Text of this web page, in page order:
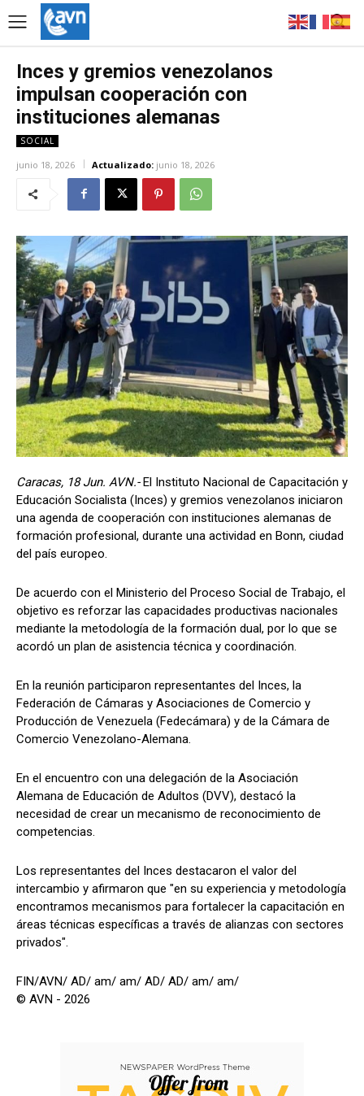
Inces y gremios venezolanos
impulsan cooperación con
instituciones alemanas
SOCIAL
junio 18, 2026 Actualizado: junio 18, 2026
Caracas, 18 Jun. AVN.-El Instituto Nacional de Capacitación y
Educación Socialista (Inces) y gremios venezolanos iniciaron
una agenda de cooperación con instituciones alemanas de
formación profesional, durante una actividad en Bonn, ciudad
del país europeo.
De acuerdo con el Ministerio del Proceso Social de Trabajo, el
objetivo es reforzar las capacidades productivas nacionales
mediante la metodología de la formación dual, por lo que se
acordó un plan de asistencia técnica y coordinación.
En la reunión participaron representantes del Inces, la
Federación de Cámaras y Asociaciones de Comercio y
Producción de Venezuela (Fedecámara) y de la Cámara de
Comercio Venezolano-Alemana.
En el encuentro con una delegación de la Asociación
Alemana de Educación de Adultos (DVV), destacó la
necesidad de crear un mecanismo de reconocimiento de
competencias.
Los representantes del Inces destacaron el valor del
intercambio y afirmaron que "en su experiencia y metodología
encontramos mecanismos para fortalecer la capacitación en
áreas técnicas específicas a través de alianzas con sectores
privados".
FIN/AVN/ AD/ am/ am/ AD/ AD/ am/ am/
© AVN - 2026